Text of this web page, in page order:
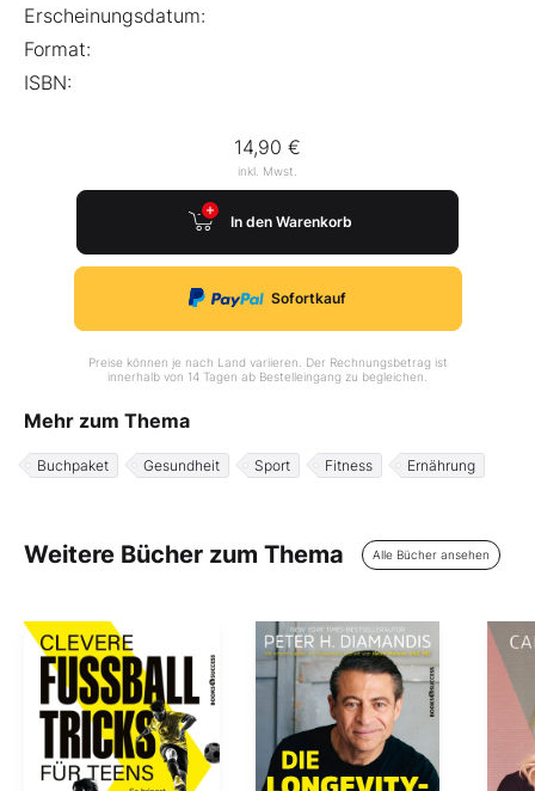
Erscheinungsdatum:
Format:
ISBN:
14,90 €
inkl. Mwst.
In den Warenkorb
Sofortkauf
Preise können je nach Land variieren. Der Rechnungsbetrag ist
innerhalb von 14 Tagen ab Bestelleingang zu begleichen.
Mehr zum Thema
Buchpaket Gesundheit Sport Fitness Ernährung
Weitere Bücher zum Thema Alle Bücher ansehen